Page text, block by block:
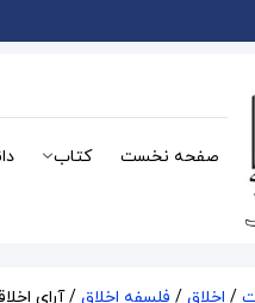
صفحه نخست کتاب
/ اخلاق / فلسفه اخلاق / آرای